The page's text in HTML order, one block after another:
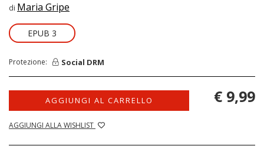
di Maria Gripe
EPUB 3
Protezione: Social DRM
AGGIUNGI AL CARRELLO
AGGIUNGI ALLA WISHLIST
€ 9,99